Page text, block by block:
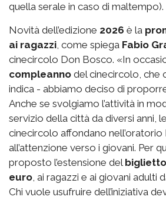
quella serale in caso di maltempo).
Novità dell’edizione 2026 è la
ai ragazzi, come spiega Fabio
cinecircolo Don Bosco. «In
compleanno del cinecircolo, che
indica - abbiamo deciso di
Anche se svolgiamo l’attività in
servizio della città da diversi anni,
cinecircolo affondano
all’attenzione verso i giovani. Per
proposto l’estensione del
euro, ai ragazzi e ai giovani adulti
Chi vuole usufruire dell’iniziativa